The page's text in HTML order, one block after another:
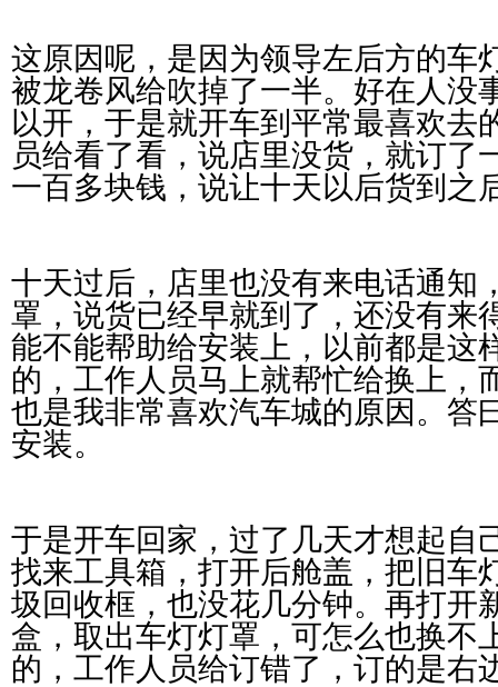
这原因呢，是因为领导左后方的车
被龙卷风给吹掉了一半。好在人没
以开，于是就开车到平常最喜欢去
员给看了看，说店里没货，就订了
一百多块钱，说让十天以后货到之
十天过后，店里也没有来电话通知
罩，说货已经早就到了，还没有来
能不能帮助给安装上，以前都是这
的，工作人员马上就帮忙给换上，
也是我非常喜欢汽车城的原因。答
安装。
于是开车回家，过了几天才想起自
找来工具箱，打开后舱盖，把旧车
圾回收框，也没花几分钟。再打开
盒，取出车灯灯罩，可怎么也换不
的，工作人员给订错了，订的是右